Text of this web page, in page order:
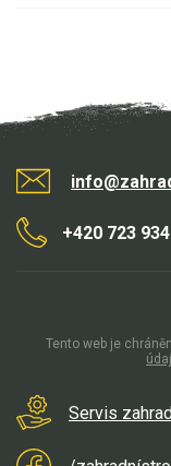
+420 723
Servis
Tento web je